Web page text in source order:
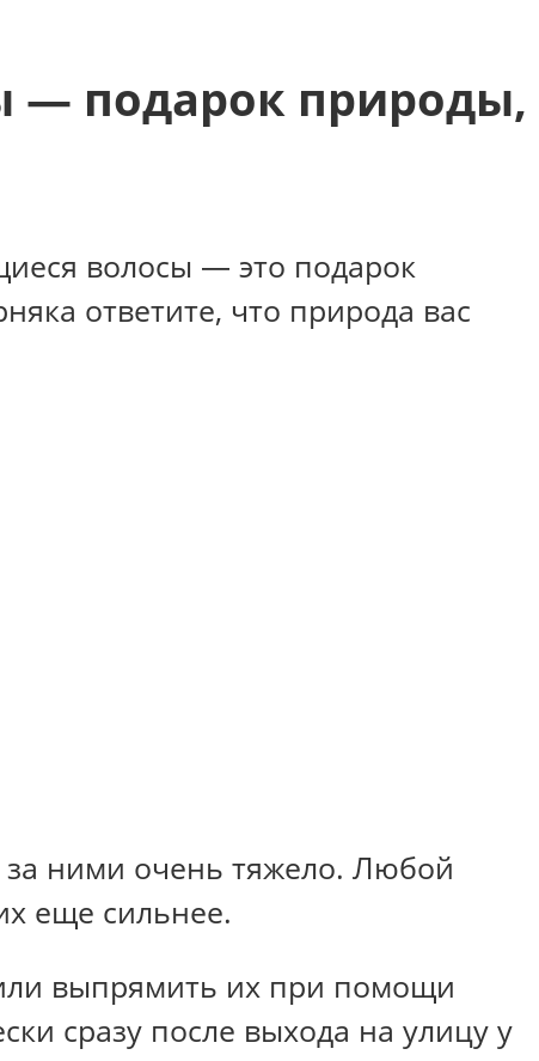
— подарок природы,
волосы — это подарок
ответите, что природа вас
ними очень тяжело. Любой
еще сильнее.
выпрямить их при помощи
сразу после выхода на улицу у